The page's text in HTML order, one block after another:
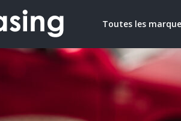
Toutes les